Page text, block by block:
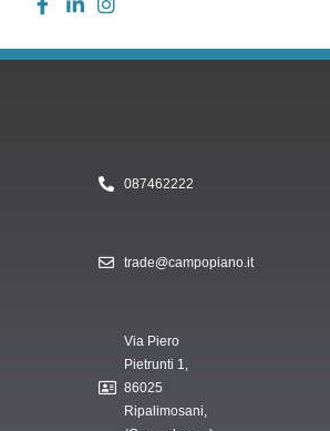
087462222
trade@campopiano.it
Via Piero
Pietrunti 1,
86025
Ripalimosani,